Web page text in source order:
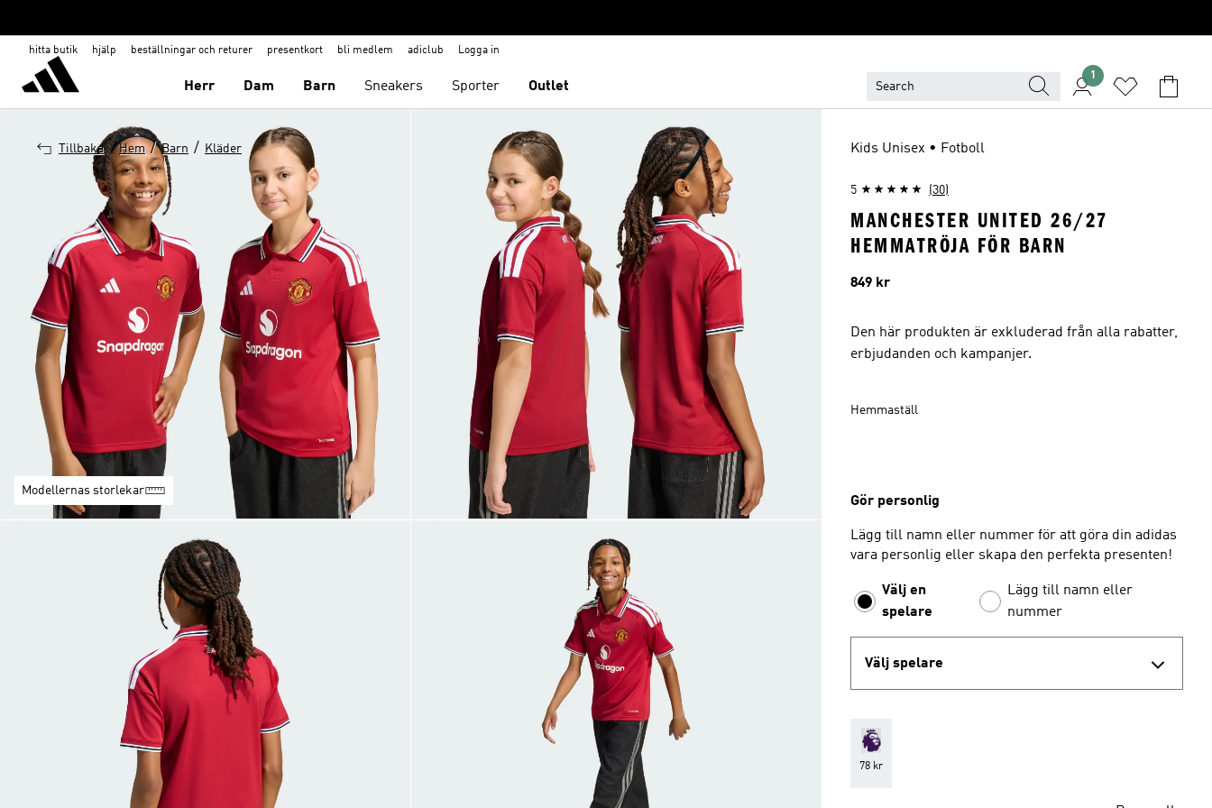
hitta butik hjälp beställningar och returer presentkort bli medlem adiclub Logga in
Herr Dam Barn Sneakers Sporter Outlet
1
Tillbaka Hem / Barn / Kläder
Modellernas storlekar
Kids Unisex • Fotboll
5 (30)
MANCHESTER UNITED 26/27
HEMMATRÖJA FÖR BARN
Pris
849 kr
Den här produkten är exkluderad från alla rabatter,
erbjudanden och kampanjer.
Hemmaställ
Gör personlig
Lägg till namn eller nummer för att göra din adidas
vara personlig eller skapa den perfekta presenten!
Välj en
spelare
Lägg till namn eller
nummer
Välj spelare
78 kr